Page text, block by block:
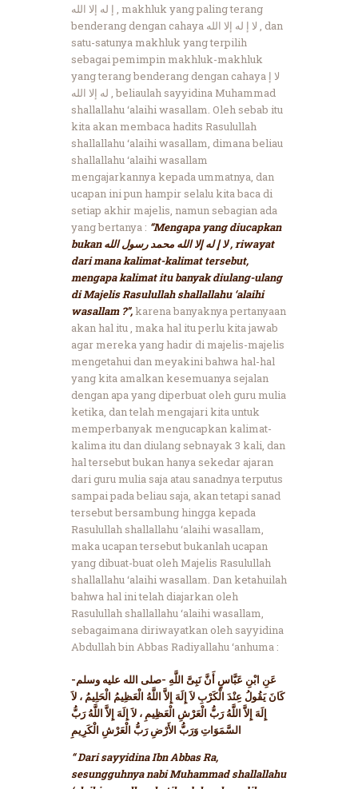
إ له إلا الله , makhluk yang paling terang
benderang dengan cahaya لا إ له إلا الله , dan
satu-satunya makhluk yang terpilih
sebagai pemimpin makhluk-makhluk
yang terang benderang dengan cahaya لا إ
له إلا الله , beliaulah sayyidina Muhammad
shallallahu ‘alaihi wasallam. Oleh sebab itu
kita akan membaca hadits Rasulullah
shallallahu ‘alaihi wasallam, dimana beliau
shallallahu ‘alaihi wasallam
mengajarkannya kepada ummatnya, dan
ucapan ini pun hampir selalu kita baca di
setiap akhir majelis, namun sebagian ada
yang bertanya : “Mengapa yang diucapkan
bukan لا إ له إلا الله محمد رسول الله , riwayat
dari mana kalimat-kalimat tersebut,
mengapa kalimat itu banyak diulang-ulang
di Majelis Rasulullah shallallahu ‘alaihi
wasallam ?”,karena banyaknya pertanyaan
akan hal itu , maka hal itu perlu kita jawab
agar mereka yang hadir di majelis-majelis
mengetahui dan meyakini bahwa hal-hal
yang kita amalkan kesemuanya sejalan
dengan apa yang diperbuat oleh guru mulia
ketika, dan telah mengajari kita untuk
memperbanyak mengucapkan kalimat-
kalima itu dan diulang sebnayak 3 kali, dan
hal tersebut bukan hanya sekedar ajaran
dari guru mulia saja atau sanadnya terputus
sampai pada beliau saja, akan tetapi sanad
tersebut bersambung hingga kepada
Rasulullah shallallahu ‘alaihi wasallam,
maka ucapan tersebut bukanlah ucapan
yang dibuat-buat oleh Majelis Rasulullah
shallallahu ‘alaihi wasallam. Dan ketahuilah
bahwa hal ini telah diajarkan oleh
Rasulullah shallallahu ‘alaihi wasallam,
sebagaimana diriwayatkan oleh sayyidina
Abdullah bin Abbas Radiyallahu ‘anhuma :
عَنِ ابْنِ عَبَّاسٍ أَنَّ نَبِىَّ اللَّهِ -صلى الله عليه وسلم-
كَانَ يَقُولُ عِنْدَ الْكَرْبِ لاَ إِلَهَ إِلاَّ اللَّهُ الْعَظِيمُ الْحَلِيمُ ، لاَ
إِلَهَ إِلاَّ اللَّهُ رَبُّ الْعَرْشِ الْعَظِيمِ ، لاَ إِلَهَ إِلاَّ اللَّهُ رَبُّ
السَّمَوَاتِ وَرَبُّ الأَرْضِ رَبُّ الْعَرْشِ الْكَرِيمِ
“ Dari sayyidina Ibn Abbas Ra,
sesungguhnya nabi Muhammad shallallahu